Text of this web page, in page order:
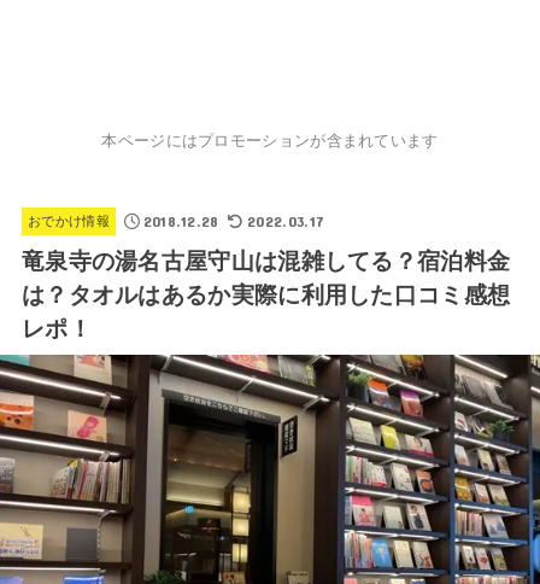
本ページにはプロモーションが含まれています
おでかけ情報 2018.12.28 2022.03.17
竜泉寺の湯名古屋守山は混雑してる？宿泊料金
は？タオルはあるか実際に利用した口コミ感想
レポ！